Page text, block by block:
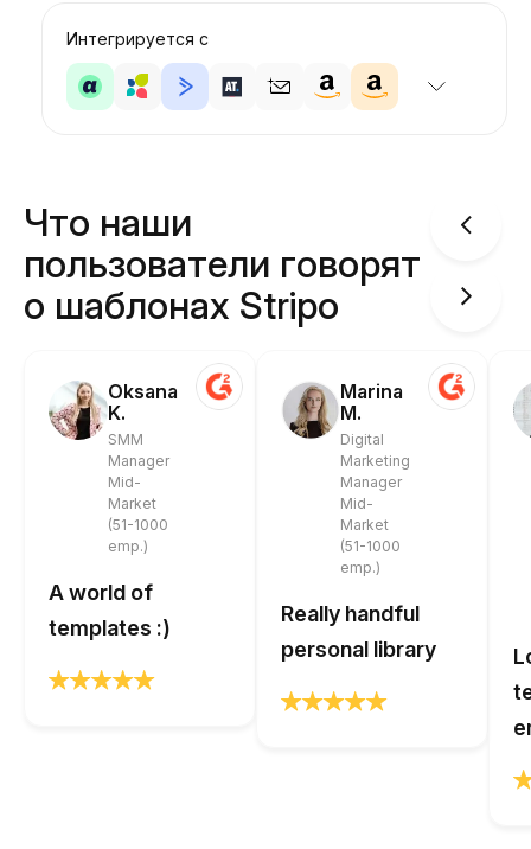
Интегрируется с
Что наши
пользователи говорят
о шаблонах Stripo
Oksana
K.
SMM
Manager
Mid-
Market
(51-1000
emp.)
A world of
templates :)
Marina
M.
Digital
Marketing
Manager
Mid-
Market
(51-1000
emp.)
Really handful
personal library